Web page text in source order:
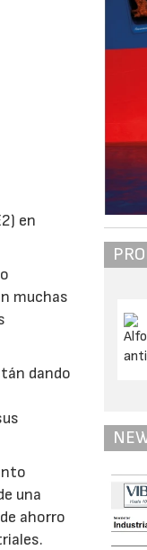
en
muchas
dando
una
ahorro